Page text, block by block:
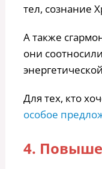
тел, сознание
А также
они
Для тех, кто
особое
4.